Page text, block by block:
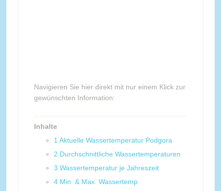
Navigieren Sie hier direkt mit nur einem Klick zur
gewünschten Information:
Inhalte
1 Aktuelle Wassertemperatur Podgora
2 Durchschnittliche Wassertemperaturen
3 Wassertemperatur je Jahreszeit
4 Min. & Max. Wassertemp